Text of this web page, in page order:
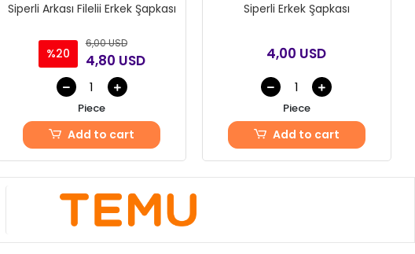
Siperli Arkası Filelii Erkek Şapkası
%20
6,00 USD
4,80 USD
Piece
Add to cart
Siperli Erkek Şapkası
4,00 USD
Piece
Add to cart